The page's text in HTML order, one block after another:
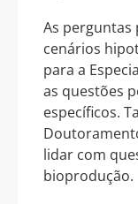
As perguntas
cenários
para a
as questões
específicos.
lidar com
bioprodução.